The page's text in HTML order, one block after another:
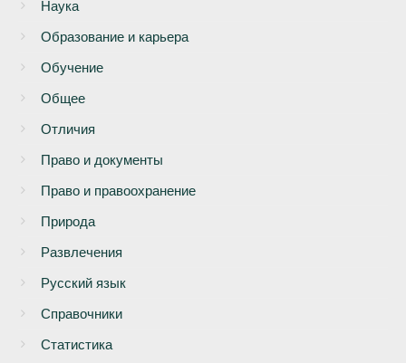
Наука
Образование и карьера
Обучение
Общее
Отличия
Право и документы
Право и правоохранение
Природа
Развлечения
Русский язык
Справочники
Статистика